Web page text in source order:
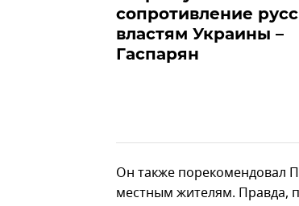
сопротивление
властям Украины –
Гаспарян
Он также порекомендовал
местным жителям. Правда,